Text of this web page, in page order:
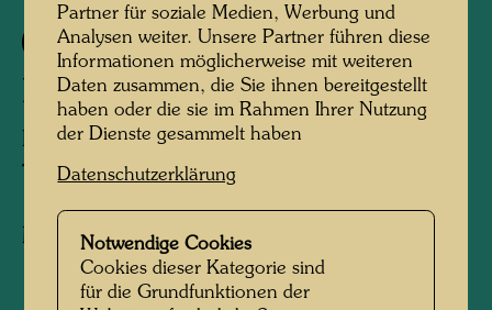
347
L'ENTONNOIR
DER TRICHTER
The Funnel
Mixed media
Partner für soziale Medien, Werbung und
Analysen weiter. Unsere Partner führen diese
Informationen möglicherweise mit weiteren
Daten zusammen, die Sie ihnen bereitgestellt
haben oder die sie im Rahmen Ihrer Nutzung
der Dienste gesammelt haben
Datenschutzerklärung
Notwendige Cookies
Cookies dieser Kategorie sind
für die Grundfunktionen der